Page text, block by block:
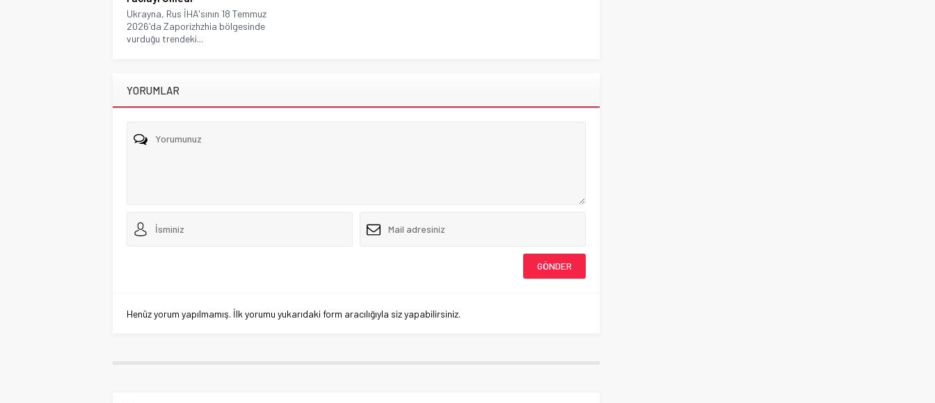
Ukrayna, Rus İHA'sının 18 Temmuz
2026'da Zaporizhzhia bölgesinde
vurduğu trendeki...
YORUMLAR
Henüz yorum yapılmamış. İlk yorumu yukarıdaki form aracılığıyla siz yapabilirsiniz.